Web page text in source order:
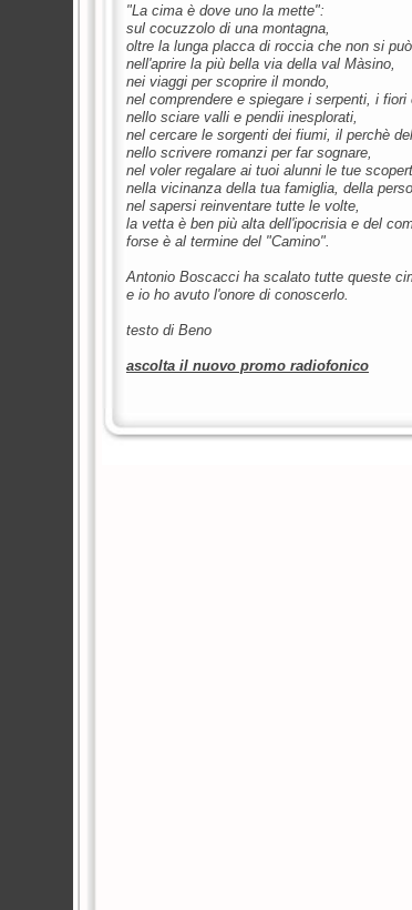
"La cima è dove uno la mette":
sul cocuzzolo di una montagna,
oltre la lunga placca di roccia che non si può
nell'aprire la più bella via della val Màsino,
nei viaggi per scoprire il mondo,
nel comprendere e spiegare i serpenti, i fiori
nello sciare valli e pendii inesplorati,
nel cercare le sorgenti dei fiumi, il perchè
nello scrivere romanzi per far sognare,
nel voler regalare ai tuoi alunni le tue
nella vicinanza della tua famiglia, della
nel sapersi reinventare tutte le volte,
la vetta è ben più alta dell'ipocrisia e del
forse è al termine del "Camino".
Antonio Boscacci ha scalato tutte queste
e io ho avuto l'onore di conoscerlo.
testo di Beno
ascolta il nuovo promo radiofonico